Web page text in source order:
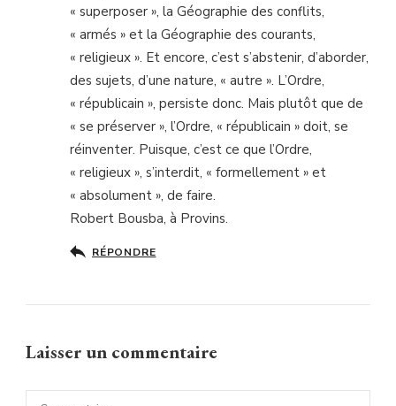
« superposer », la Géographie des conflits,
« armés » et la Géographie des courants,
« religieux ». Et encore, c’est s’abstenir, d’aborder,
des sujets, d’une nature, « autre ». L’Ordre,
« républicain », persiste donc. Mais plutôt que de
« se préserver », l’Ordre, « républicain » doit, se
réinventer. Puisque, c’est ce que l’Ordre,
« religieux », s’interdit, « formellement » et
« absolument », de faire.
Robert Bousba, à Provins.
RÉPONDRE
Laisser un commentaire